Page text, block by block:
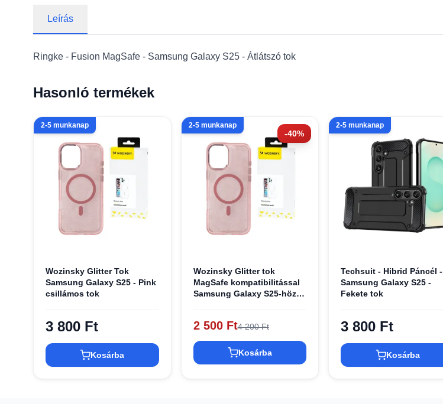
Leírás
Ringke - Fusion MagSafe - Samsung Galaxy S25 - Átlátszó tok
Hasonló termékek
2-5 munkanap
Wozinsky Glitter Tok
Samsung Galaxy S25 - Pink
csillámos tok
3 800 Ft
Kosárba
-40%
2-5 munkanap
Wozinsky Glitter tok
MagSafe kompatibilitással
Samsung Galaxy S25-höz -
2 500 Ft4 200 Ft
Kosárba
2-5 munkanap
Techsuit - Hibrid Páncél -
Samsung Galaxy S25 -
Fekete tok
3 800 Ft
Kosárba